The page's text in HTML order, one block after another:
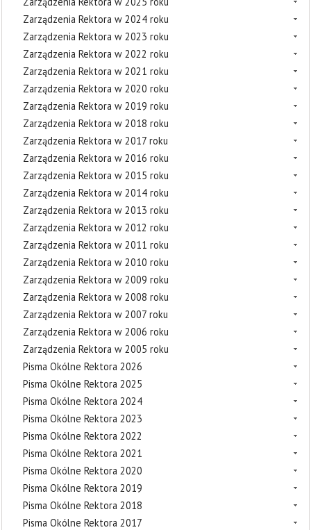
Zarządzenia Rektora w 2024 roku
Zarządzenia Rektora w 2023 roku
Zarządzenia Rektora w 2022 roku
Zarządzenia Rektora w 2021 roku
Zarządzenia Rektora w 2020 roku
Zarządzenia Rektora w 2019 roku
Zarządzenia Rektora w 2018 roku
Zarządzenia Rektora w 2017 roku
Zarządzenia Rektora w 2016 roku
Zarządzenia Rektora w 2015 roku
Zarządzenia Rektora w 2014 roku
Zarządzenia Rektora w 2013 roku
Zarządzenia Rektora w 2012 roku
Zarządzenia Rektora w 2011 roku
Zarządzenia Rektora w 2010 roku
Zarządzenia Rektora w 2009 roku
Zarządzenia Rektora w 2008 roku
Zarządzenia Rektora w 2007 roku
Zarządzenia Rektora w 2006 roku
Zarządzenia Rektora w 2005 roku
Pisma Okólne Rektora 2026
Pisma Okólne Rektora 2025
Pisma Okólne Rektora 2024
Pisma Okólne Rektora 2023
Pisma Okólne Rektora 2022
Pisma Okólne Rektora 2021
Pisma Okólne Rektora 2020
Pisma Okólne Rektora 2019
Pisma Okólne Rektora 2018
Pisma Okólne Rektora 2017